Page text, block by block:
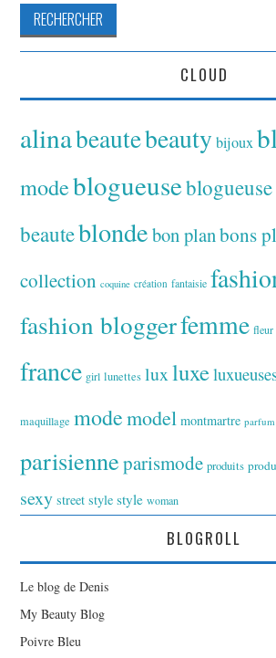
CLOUD
alinabeautebeauty bijoux
modeblogueuse
beauteblondebon planbons
collection coquine création fantaisie
fashion bloggerfemme fleur
france girl lunettes luxluxe
maquillage modemodel montmartre parfum
parisienneparismode produits
sexy street style style woman
BLOGROLL
Le blog de Denis
My Beauty Blog
Poivre Bleu